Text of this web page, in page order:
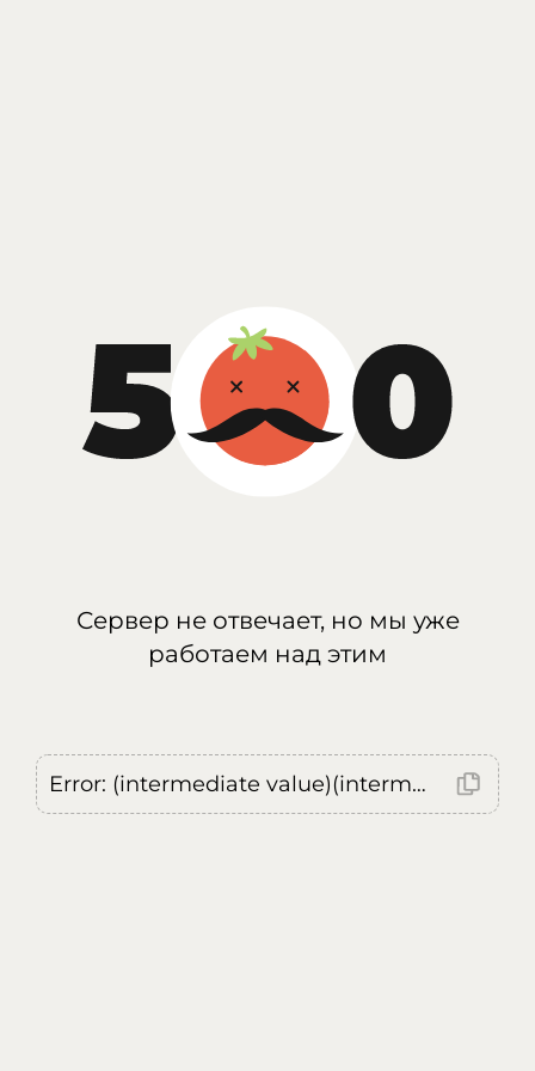
Сервер не отвечает, но мы уже
работаем над этим
Error: (intermediate value)(intermediate value)(intermediate value).replaceAll is not a function